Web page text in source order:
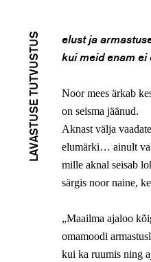
LAVASTUSE TUTVUSTUS
elust ja
kui meid enam ei
Noor mees ärkab
on seisma jäänud.
Aknast välja
elumärki… ainult
mille aknal seisab
särgis noor naine,
„Maailma ajaloo
omamoodi
kui ka ruumis ning